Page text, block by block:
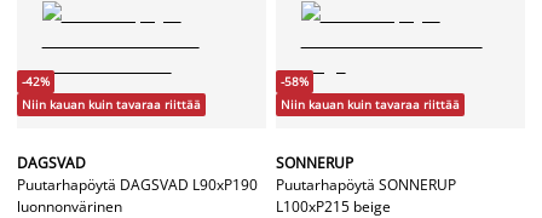
-42%
Niin kauan kuin tavaraa riittää
DAGSVAD
Puutarhapöytä DAGSVAD L90xP190
luonnonvärinen
-58%
Niin kauan kuin tavaraa riittää
SONNERUP
Puutarhapöytä SONNERUP
L100xP215 beige